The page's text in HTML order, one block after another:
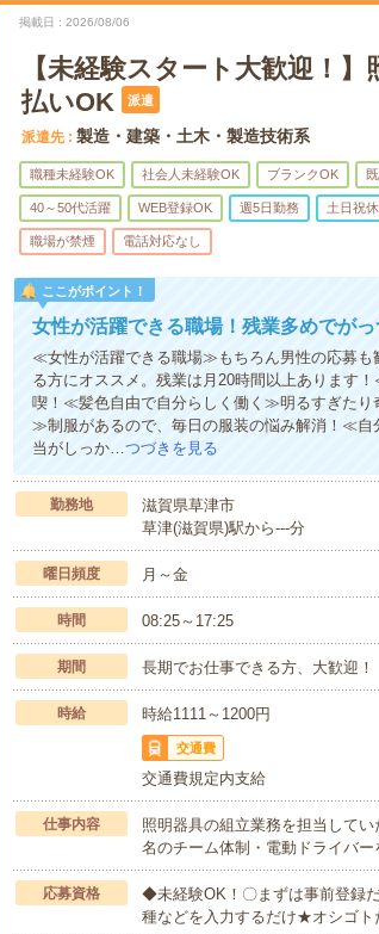
掲載日 2026/08/06
【未経験スタート大歓迎！
払いOK
派遣
派遣先 製造・建築・土木・製造技術系
職種未経験OK 社会人未経験OK ブランクOK
40～50代活躍 WEB登録OK 週5日勤務 土日祝休
職場が禁煙 電話対応なし
ここがポイント！
女性が活躍できる職場！残業多めでがっ
≪女性が活躍できる職場≫もちろん男性の応募
る方にオススメ。残業は月20時間以上あります
喫！≪髪色自由で自分らしく働く≫明るすぎたり
≫制服があるので、毎日の服装の悩み解消！≪自
当がしっか…つづきを見る
勤務地
滋賀県草津市
草津(滋賀県)駅から---分
曜日頻度 月～金
時間 08:25～17:25
期間 長期でお仕事できる方、大歓迎！
時給 時給1111～1200円
交通費
交通費規定内支給
仕事内容
照明器具の組立業務を担当して
名のチーム体制・電動ドライバ
応募資格
◆未経験OK！〇まずは事前登録
種などを入力するだけ★オシゴ